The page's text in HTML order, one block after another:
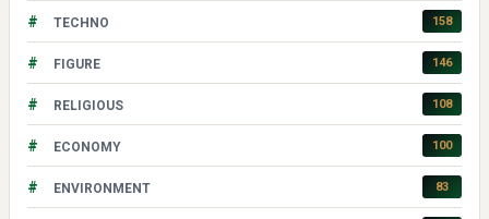
# TECHNO 158
# FIGURE 146
# RELIGIOUS 108
# ECONOMY 100
# ENVIRONMENT 83